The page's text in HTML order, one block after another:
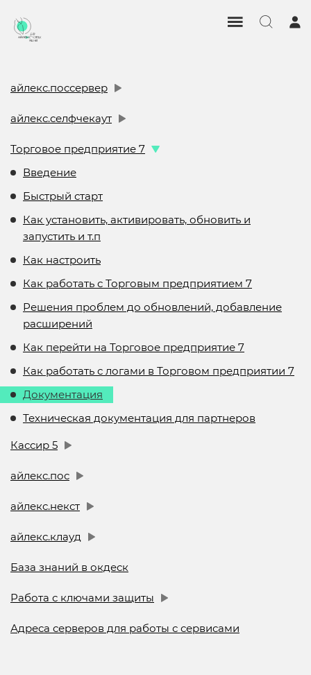
айлекс.поссервер
айлекс.селфчекаут
Торговое предприятие 7
Введение
Быстрый старт
Как установить, активировать, обновить и
запустить и т.п
Как настроить
Как работать с Торговым предприятием 7
Решения проблем до обновлений, добавление
расширений
Как перейти на Торговое предприятие 7
Как работать с логами в Торговом предприятии 7
Документация
Техническая документация для партнеров
Кассир 5
айлекс.пос
айлекс.некст
айлекс.клауд
База знаний в окдеск
Работа с ключами защиты
Адреса серверов для работы с сервисами